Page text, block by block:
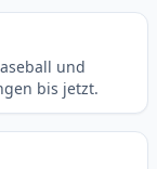
und
bis jetzt.